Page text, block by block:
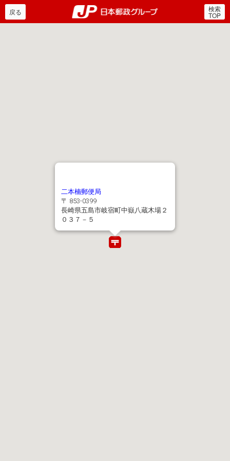
郵便局・日本郵政グルー
戻る 検索
TOP
二本楠郵便局
〒 853-0399
長崎県五島市岐宿町中嶽八蔵木場２
０３７－５